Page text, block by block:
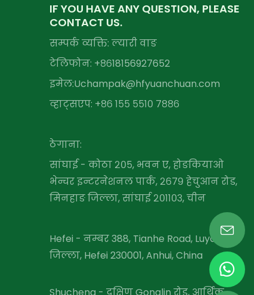
IF YOU HAVE ANY QUESTION, PLEASE
CONTACT US.
सम्पर्क व्यक्ति: ल्यारी वाङ
टेलिफोन: +८६18156927652
इमेल:Uchampak@hfyuanchuan.com
व्हाट्सएप: +८६ १५५ ​​५५१० ७८८६
ठेगाना:
सांघाई - कोठा २०५, भवन ए, होङकियाओ
भेन्चर इन्टरनेशनल पार्क, २६७९ हेचुआन रोड,
मिनहाङ जिल्ला, सांघाई २०११०३, चीन
Hefei - नम्बर 388, Tianhe Road, Luyang
जिल्ला, Hefei 230001, Anhui, China
Shucheng - दक्षिण Gonglin रोड, आर्थिक